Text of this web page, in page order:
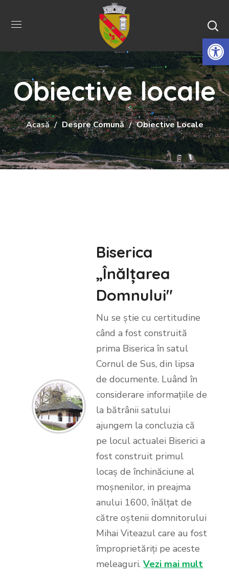
Obiective locale
Acasă Despre Comună Obiective Locale
Biserica
„Înălțarea
Domnului"
Nu se știe cu certitudine
când a fost construită
prima Biserica în satul
Cornul de Sus, din lipsa
de documente. Luând în
considerare informațiile de
la bătrânii satului
ajungem la concluzia că
pe locul actualei Biserici a
fost construit primul
locaș de închinăciune al
moșnenilor, in preajma
anului 1600, înălțat de
către oștenii domnitorului
Mihai Viteazul care au fost
împroprietăriți pe aceste
meleaguri.Vezi mai mult